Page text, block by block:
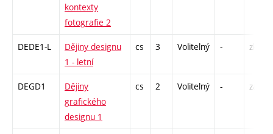
kontexty
fotografie 2
DEDE1-L
Dějiny designu
1 - letní
cs 3 Volitelný - zk
DEGD1
Dějiny
grafického
designu 1
cs 2 Volitelný - zá